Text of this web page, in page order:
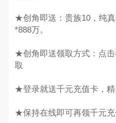
★创角即送：贵族10，纯
*888万。
★创角即送领取方式：点
取
★登录就送千元充值卡，精
★保持在线即可再领千元